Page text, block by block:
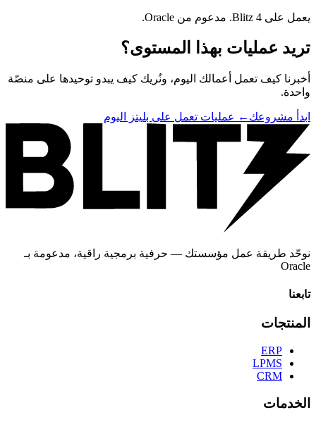
يعمل على Blitz 4. مدعوم من Oracle.
تريد عمليات بهذا المستوى؟
أخبرنا كيف تعمل أعمالك اليوم، ونُريك كيف يبدو توحيدها على منصّة
واحدة.
ابدأ مشروعك ← عمليات تعمل على بليتز اليوم
نوحّد طريقة عمل مؤسستك — حرفية برمجية راقية، مدعومة بـ
Oracle
تابعنا
المنتجات
ERP
LPMS
CRM
الخدمات